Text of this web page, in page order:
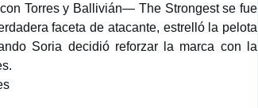
Torres y Ballivián— The Strongest se fue
faceta de atacante, estrelló la pelota
Soria decidió reforzar la marca con la